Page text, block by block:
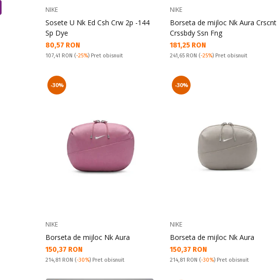
NIKE
Sosete U Nk Ed Csh Crw 2p -144
Sp Dye
Текуща цена:
80,57 RON
Pret obisnuit:
107,41 RON (-25%) Pret obisnuit
NIKE
Borseta de mijloc Nk Aura Crscnt
Crssbdy Ssn Fng
Текуща цена:
181,25 RON
Pret obisnuit:
241,65 RON (-25%) Pret obisnuit
-30%
NIKE
Borseta de mijloc Nk Aura
Текуща цена:
150,37 RON
Pret obisnuit:
214,81 RON (-30%) Pret obisnuit
-30%
NIKE
Borseta de mijloc Nk Aura
Текуща цена:
150,37 RON
Pret obisnuit:
214,81 RON (-30%) Pret obisnuit